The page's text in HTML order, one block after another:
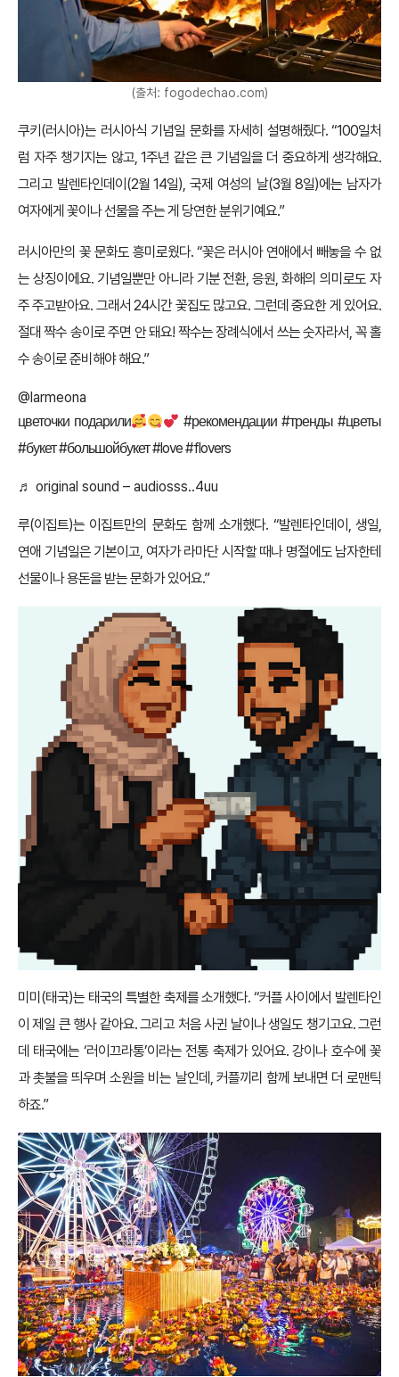
(출처: fogodechao.com)
쿠키(러시아)는 러시아식 기념일 문화를 자세히 설명해줬다. “100일처
럼 자주 챙기지는 않고, 1주년 같은 큰 기념일을 더 중요하게 생각해요.
그리고 발렌타인데이(2월 14일), 국제 여성의 날(3월 8일)에는 남자가
여자에게 꽃이나 선물을 주는 게 당연한 분위기예요.”
러시아만의 꽃 문화도 흥미로웠다. “꽃은 러시아 연애에서 빼놓을 수 없
는 상징이에요. 기념일뿐만 아니라 기분 전환, 응원, 화해의 의미로도 자
주 주고받아요. 그래서 24시간 꽃집도 많고요. 그런데 중요한 게 있어요.
절대 짝수 송이로 주면 안 돼요! 짝수는 장례식에서 쓰는 숫자라서, 꼭 홀
수 송이로 준비해야 해요.”
@larmeona
цветочки подарили
#рекомендации #тренды #цветы
#букет#большойбукет#love#flovers
♬ original sound – audiosss..4uu
루(이집트)는 이집트만의 문화도 함께 소개했다. “발렌타인데이, 생일,
연애 기념일은 기본이고, 여자가 라마단 시작할 때나 명절에도 남자한테
선물이나 용돈을 받는 문화가 있어요.”
미미(태국)는 태국의 특별한 축제를 소개했다. “커플 사이에서 발렌타인
이 제일 큰 행사 같아요. 그리고 처음 사귄 날이나 생일도 챙기고요. 그런
데 태국에는 ‘러이끄라통’이라는 전통 축제가 있어요. 강이나 호수에 꽃
과 촛불을 띄우며 소원을 비는 날인데, 커플끼리 함께 보내면 더 로맨틱
하죠.”